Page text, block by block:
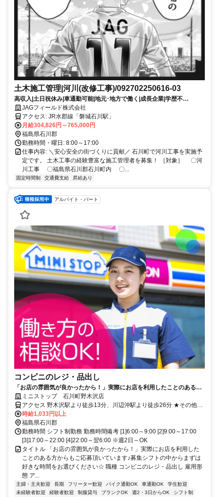
土木施工管理|河川(改修工事)/092702250616-03
高収入|土日祝休み|車通勤可能|地元･地方で働く|成長企業|学歴不
問|20~30代活躍|40~50代活躍|シニア(60歳以上)応援|有資格者優遇|CAD
スキル不問
JAGフィールド株式会社
アクセス: JR水郡線「磐城石川駅」
月給304,826円～765,000円
福島県石川郡
勤務時間・曜日: 8:00～17:00
仕事内容: ＼安心安全の街づくりに貢献／ 石川町で河川工事を実施予
定です。 土木工事の経験豊富な施工管理者を募集！ ［対象］ 〇河
川工事 〇福島県石川郡石川町内 〇...
固定時間制 交通費支給 昇給あり
アルバイト・パート
コンビニのレジ・品出し
「お店の雰囲気が良かったから！」実際にお店を利用したことのある方
からもご応募頂いています♪募集シフトの中からまずは好きな時間をお選
びください☆
ミニストップ 石川町野木沢店
アクセス 野木沢駅より徒歩13分、川辺沖駅より徒歩26分 ★その他の
アクセス可能駅/泉郷駅、磐城石川駅、矢吹駅 ★国道118号(石川街道)
沿い、野木沢北口バス停そば
時給1,033円以上
福島県石川郡
勤務時間 シフト制勤務 勤務時間備考 [1]6:00～9:00 [2]9:00～17:00
[3]17:00～22:00 [4]22:00～翌6:00 ※週2日～OK
タイトル 「お店の雰囲気が良かったから！」実際にお店を利用した
ことのある方からもご応募頂いています♪募集シフトの中からまずは
好きな時間をお選びください☆ 職種 コンビニのレジ・品出し 雇用形
態 ア...
主婦・主夫歓迎 長期 フリーター歓迎 バイク通勤OK 車通勤OK
学生歓迎
未経験者歓迎
経験者歓迎 制服貸与 ブランクOK 週2・3日からOK
シフト制